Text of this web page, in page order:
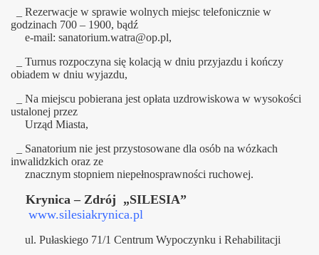
_ Rezerwacje w sprawie wolnych miejsc telefonicznie w
godzinach 700 – 1900, bądź
e-mail: sanatorium.watra@op.pl,
_ Turnus rozpoczyna się kolacją w dniu przyjazdu i kończy
obiadem w dniu wyjazdu,
_ Na miejscu pobierana jest opłata uzdrowiskowa w wysokości
ustalonej przez
Urząd Miasta,
_ Sanatorium nie jest przystosowane dla osób na wózkach
inwalidzkich oraz ze
znacznym stopniem niepełnosprawności ruchowej.
Krynica – Zdrój „SILESIA”
www.silesiakrynica.pl
ul. Pułaskiego 71/1 Centrum Wypoczynku i Rehabilitacji